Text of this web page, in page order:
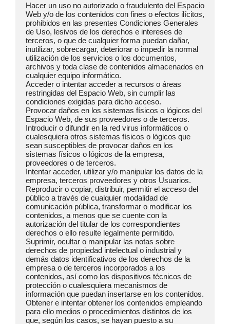
Hacer un uso no autorizado o fraudulento del Espacio
Web y/o de los contenidos con fines o efectos ilícitos,
prohibidos en las presentes Condiciones Generales
de Uso, lesivos de los derechos e intereses de
terceros, o que de cualquier forma puedan dañar,
inutilizar, sobrecargar, deteriorar o impedir la normal
utilización de los servicios o los documentos,
archivos y toda clase de contenidos almacenados en
cualquier equipo informático.
Acceder o intentar acceder a recursos o áreas
restringidas del Espacio Web, sin cumplir las
condiciones exigidas para dicho acceso.
Provocar daños en los sistemas físicos o lógicos del
Espacio Web, de sus proveedores o de terceros.
Introducir o difundir en la red virus informáticos o
cualesquiera otros sistemas físicos o lógicos que
sean susceptibles de provocar daños en los
sistemas físicos o lógicos de la empresa,
proveedores o de terceros.
Intentar acceder, utilizar y/o manipular los datos de la
empresa, terceros proveedores y otros Usuarios.
Reproducir o copiar, distribuir, permitir el acceso del
público a través de cualquier modalidad de
comunicación pública, transformar o modificar los
contenidos, a menos que se cuente con la
autorización del titular de los correspondientes
derechos o ello resulte legalmente permitido.
Suprimir, ocultar o manipular las notas sobre
derechos de propiedad intelectual o industrial y
demás datos identificativos de los derechos de la
empresa o de terceros incorporados a los
contenidos, así como los dispositivos técnicos de
protección o cualesquiera mecanismos de
información que puedan insertarse en los contenidos.
Obtener e intentar obtener los contenidos empleando
para ello medios o procedimientos distintos de los
que, según los casos, se hayan puesto a su